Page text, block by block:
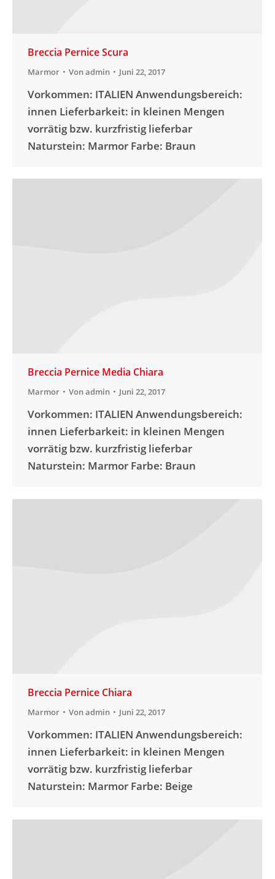
Breccia Pernice Scura
Marmor Vonadmin Juni 22, 2017
Vorkommen: ITALIEN Anwendungsbereich:
innen Lieferbarkeit: in kleinen Mengen
vorrätig bzw. kurzfristig lieferbar
Naturstein: Marmor Farbe: Braun
Breccia Pernice Media Chiara
Marmor Vonadmin Juni 22, 2017
Vorkommen: ITALIEN Anwendungsbereich:
innen Lieferbarkeit: in kleinen Mengen
vorrätig bzw. kurzfristig lieferbar
Naturstein: Marmor Farbe: Braun
Breccia Pernice Chiara
Marmor Vonadmin Juni 22, 2017
Vorkommen: ITALIEN Anwendungsbereich:
innen Lieferbarkeit: in kleinen Mengen
vorrätig bzw. kurzfristig lieferbar
Naturstein: Marmor Farbe: Beige